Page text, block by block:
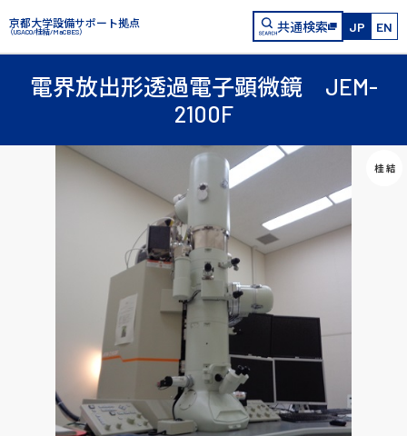
京都大学設備サポート拠点
（USACO/桂結/MaCBES） 共通検索 JP EN
電界放出形透過電子顕微鏡 JEM-
2100F